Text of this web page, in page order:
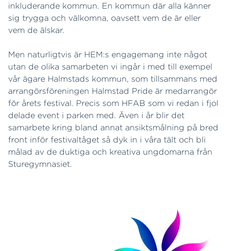
inkluderande kommun. En kommun där alla känner
sig trygga och välkomna, oavsett vem de är eller
vem de älskar.
Men naturligtvis är HEM:s engagemang inte något
utan de olika samarbeten vi ingår i med till exempel
vår ägare Halmstads kommun, som tillsammans med
arrangörsföreningen Halmstad Pride är medarrangör
för årets festival. Precis som HFAB som vi redan i fjol
delade event i parken med. Även i år blir det
samarbete kring bland annat ansiktsmålning på bred
front inför festivaltåget så dyk in i våra tält och bli
målad av de duktiga och kreativa ungdomarna från
Sturegymnasiet.